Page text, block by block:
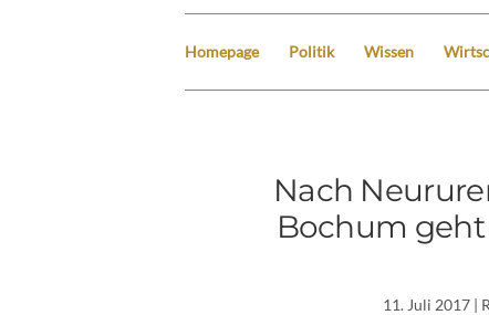
Homepage Politik Wissen
Nach
Bochum
11. Juli 2017 |